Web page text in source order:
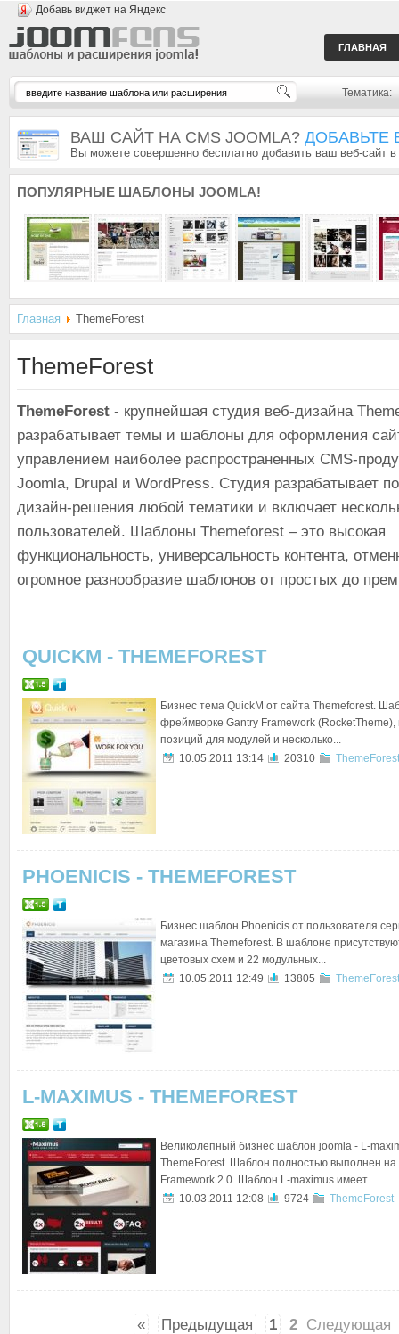
Добавь виджет на Яндекс
ГЛАВНАЯ
Тематика:
ВАШ САЙТ НА CMS JOOMLA? ДОБАВЬТЕ
Вы можете совершенно бесплатно добавить ваш веб-сайт
ПОПУЛЯРНЫЕ ШАБЛОНЫ JOOMLA!
Главная ThemeForest
ThemeForest
ThemeForest - крупнейшая студия веб-дизайна
разрабатывает темы и шаблоны для оформления
управлением наиболее распространенных CMS-
Joomla, Drupal и WordPress. Студия разрабатывает
дизайн-решения любой тематики и включает
пользователей. Шаблоны Themeforest – это высокая
функциональность, универсальность контента,
огромное разнообразие шаблонов от простых до
QUICKM - THEMEFOREST
Бизнес тема QuickM от сайта Themeforest.
фреймворке Gantry Framework
позиций для модулей и несколько...
10.05.2011 13:14
20310 ThemeForest
PHOENICIS - THEMEFOREST
Бизнес шаблон Phoenicis от пользователя
магазина Themeforest. В шаблоне
цветовых схем и 22 модульных...
10.05.2011 12:49
13805 ThemeForest
L-MAXIMUS - THEMEFOREST
Великолепный бизнес шаблон joomla - L-
ThemeForest. Шаблон полностью выполнен
Framework 2.0. Шаблон L-maximus имеет...
10.03.2011 12:08
9724 ThemeForest
« Предыдущая 1 2 Следующая